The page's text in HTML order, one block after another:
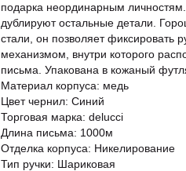
подарка неординарным
дублируют остальные детали.
стали, он позволяет фиксировать
механизмом, внутри которого
письма. Упакована в кожаный
Материал корпуса: медь
Цвет чернил: Синий
Торговая марка: delucci
Длина письма: 1000м
Отделка корпуса: Никелирование
Тип ручки: Шариковая